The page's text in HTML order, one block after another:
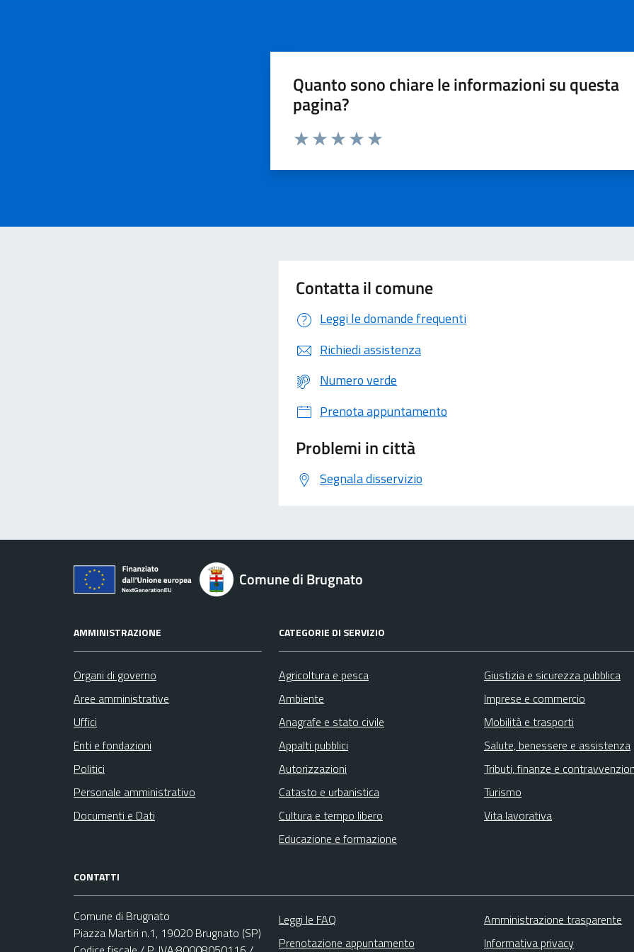
Quanto sono chiare le informazioni su questa
pagina?
Contatta il comune
Leggi le domande frequenti
Richiedi assistenza
Numero verde
Prenota appuntamento
Problemi in città
Segnala disservizio
Comune di Brugnato
AMMINISTRAZIONE
Organi di governo
Aree amministrative
Uffici
Enti e fondazioni
Politici
Personale amministrativo
Documenti e Dati
CATEGORIE DI SERVIZIO
Agricoltura e pesca
Ambiente
Anagrafe e stato civile
Appalti pubblici
Autorizzazioni
Catasto e urbanistica
Cultura e tempo libero
Educazione e formazione
Giustizia e sicurezza pubblica
Imprese e commercio
Mobilità e trasporti
Salute, benessere e assistenza
Tributi, finanze e
Turismo
Vita lavorativa
CONTATTI
Comune di Brugnato
Piazza Martiri n.1, 19020 Brugnato (SP)
Leggi le FAQ
Prenotazione appuntamento
Amministrazione trasparente
Informativa privacy